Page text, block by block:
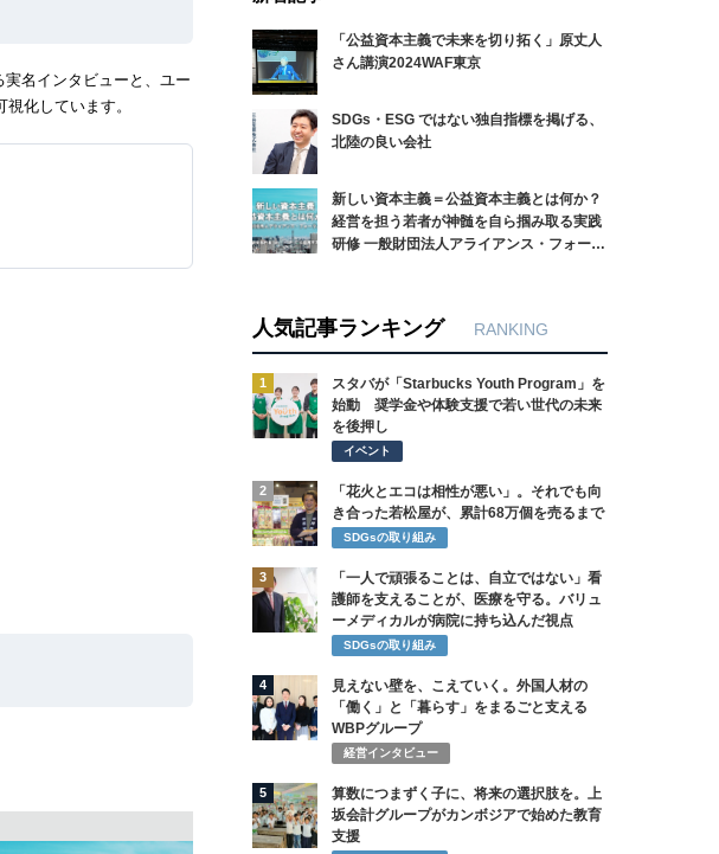
名インタビューと、ユー
化しています。
「公益資本主義で未来を切り拓く」原丈人
さん講演2024WAF東京
SDGs・ESG ではない独自指標を掲げる、
北陸の良い会社
新しい資本主義＝公益資本主義とは何か？
経営を担う若者が神髄を自ら掴み取る実践
研修 一般財団法人アライアンス・フォーラ
人気記事ランキング RANKING
1
スタバが「Starbucks Youth Program」を
始動 奨学金や体験支援で若い世代の未来
を後押し
イベント
2
「花火とエコは相性が悪い」。それでも向
き合った若松屋が、累計68万個を売るまで
SDGsの取り組み
3
「一人で頑張ることは、自立ではない」看
護師を支えることが、医療を守る。バリュ
ーメディカルが病院に持ち込んだ視点
SDGsの取り組み
4
見えない壁を、こえていく。外国人材の
「働く」と「暮らす」をまるごと支える
WBPグループ
経営インタビュー
5
算数につまずく子に、将来の選択肢を。上
坂会計グループがカンボジアで始めた教育
支援